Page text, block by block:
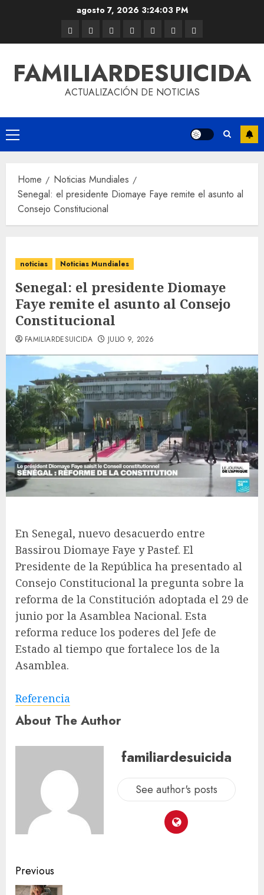
agosto 7, 2026 3:24:03 PM
FAMILIARDESUICIDA
ACTUALIZACIÓN DE NOTICIAS
Home
Noticias Mundiales
Senegal: el presidente Diomaye Faye remite el asunto al
Consejo Constitucional
noticias Noticias Mundiales
Senegal: el presidente Diomaye
Faye remite el asunto al Consejo
Constitucional
FAMILIARDESUICIDA JULIO 9, 2026
En Senegal, nuevo desacuerdo entre
Bassirou Diomaye Faye y Pastef. El
Presidente de la República ha presentado al
Consejo Constitucional la pregunta sobre la
reforma de la Constitución adoptada el 29 de
junio por la Asamblea Nacional. Esta
reforma reduce los poderes del Jefe de
Estado al tiempo que fortalece los de la
Asamblea.
Referencia
About The Author
familiardesuicida
See author's posts
Previous